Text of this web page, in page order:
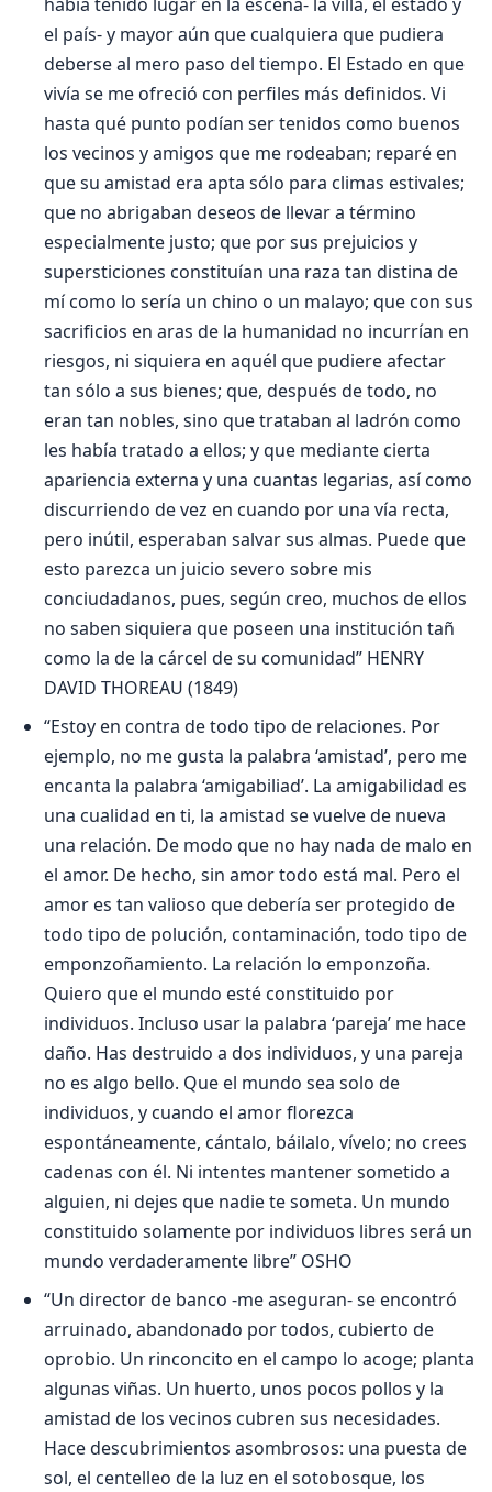
el país- y mayor aún que cualquiera que pudiera
deberse al mero paso del tiempo. El Estado en que
vivía se me ofreció con perfiles más definidos. Vi
hasta qué punto podían ser tenidos como buenos
los vecinos y amigos que me rodeaban; reparé en
que su amistad era apta sólo para climas estivales;
que no abrigaban deseos de llevar a término
especialmente justo; que por sus prejuicios y
supersticiones constituían una raza tan distina de
mí como lo sería un chino o un malayo; que con sus
sacrificios en aras de la humanidad no incurrían en
riesgos, ni siquiera en aquél que pudiere afectar
tan sólo a sus bienes; que, después de todo, no
eran tan nobles, sino que trataban al ladrón como
les había tratado a ellos; y que mediante cierta
apariencia externa y una cuantas legarias, así como
discurriendo de vez en cuando por una vía recta,
pero inútil, esperaban salvar sus almas. Puede que
esto parezca un juicio severo sobre mis
conciudadanos, pues, según creo, muchos de ellos
no saben siquiera que poseen una institución tañ
como la de la cárcel de su comunidad” HENRY
DAVID THOREAU (1849)
“Estoy en contra de todo tipo de relaciones. Por
ejemplo, no me gusta la palabra ‘amistad’, pero me
encanta la palabra ‘amigabiliad’. La amigabilidad es
una cualidad en ti, la amistad se vuelve de nueva
una relación. De modo que no hay nada de malo en
el amor. De hecho, sin amor todo está mal. Pero el
amor es tan valioso que debería ser protegido de
todo tipo de polución, contaminación, todo tipo de
emponzoñamiento. La relación lo emponzoña.
Quiero que el mundo esté constituido por
individuos. Incluso usar la palabra ‘pareja’ me hace
daño. Has destruido a dos individuos, y una pareja
no es algo bello. Que el mundo sea solo de
individuos, y cuando el amor florezca
espontáneamente, cántalo, báilalo, vívelo; no crees
cadenas con él. Ni intentes mantener sometido a
alguien, ni dejes que nadie te someta. Un mundo
constituido solamente por individuos libres será un
mundo verdaderamente libre” OSHO
“Un director de banco -me aseguran- se encontró
arruinado, abandonado por todos, cubierto de
oprobio. Un rinconcito en el campo lo acoge; planta
algunas viñas. Un huerto, unos pocos pollos y la
amistad de los vecinos cubren sus necesidades.
Hace descubrimientos asombrosos: una puesta de
sol, el centelleo de la luz en el sotobosque, los